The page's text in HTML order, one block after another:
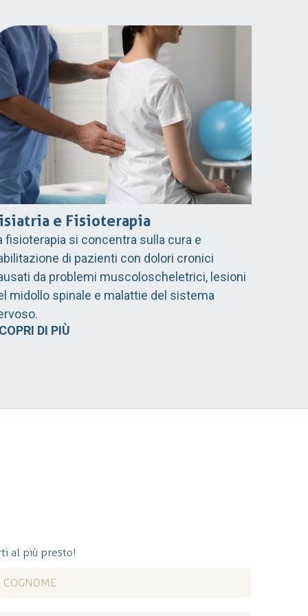
e Fisioterapia
fisioterapia si concentra sulla cura e
di pazienti con dolori cronici
da problemi muscoloscheletrici, lesioni
midollo spinale e malattie del sistema
DI PIÙ
al più presto!